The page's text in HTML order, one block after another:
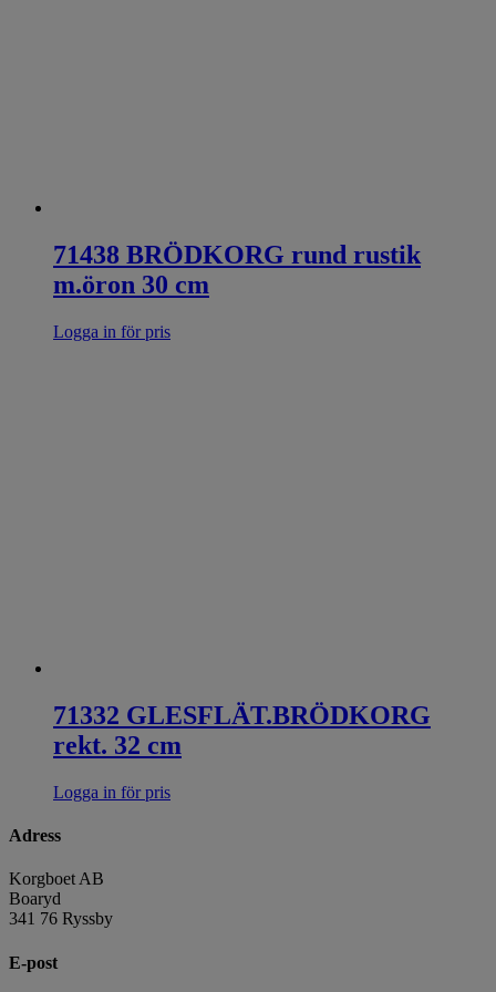
71438 BRÖDKORG rund rustik
m.öron 30 cm
Logga in för pris
71332 GLESFLÄT.BRÖDKORG
rekt. 32 cm
Logga in för pris
Adress
Korgboet AB
Boaryd
341 76 Ryssby
E-post